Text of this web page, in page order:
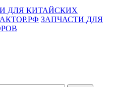
ДЛЯ КИТАЙСКИХ
ЗАПЧАСТИ ДЛЯ